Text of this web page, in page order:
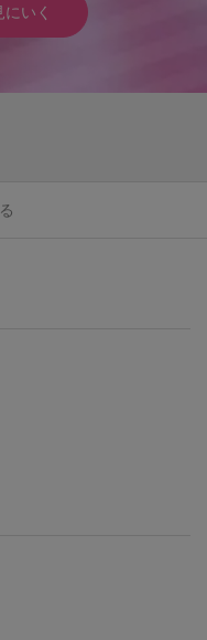
いく